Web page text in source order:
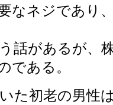
なネジであり
話があるが、
である。
た初老の男性